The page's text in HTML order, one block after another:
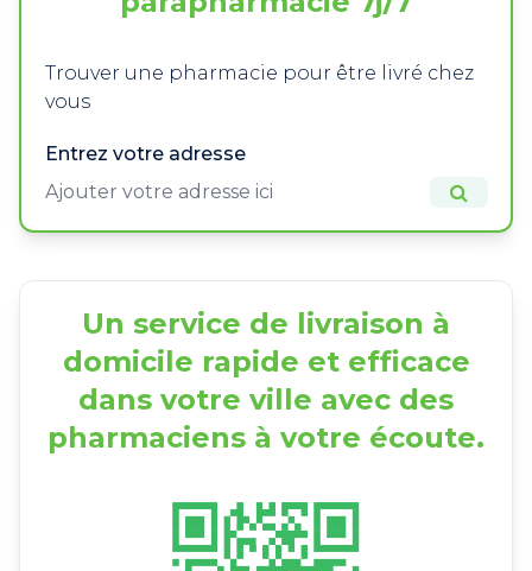
Trouver une pharmacie pour être livré chez
vous
Entrez votre adresse
Un service de livraison à
domicile rapide et efficace
dans votre ville avec des
pharmaciens à votre écoute.